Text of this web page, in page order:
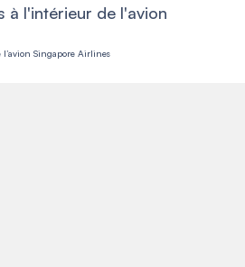
l’avion Singapore Airlines